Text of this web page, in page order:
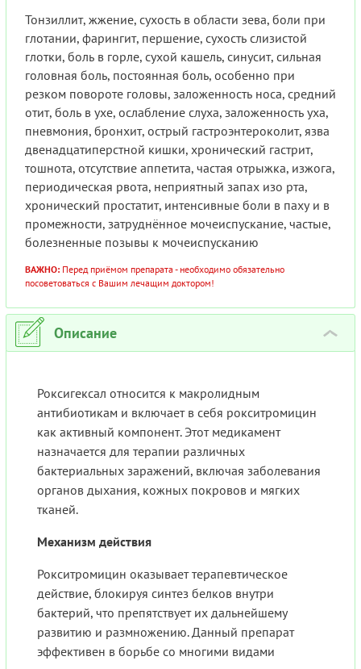
Тонзиллит, жжение, сухость в области зева, боли при
глотании, фарингит, першение, сухость слизистой
глотки, боль в горле, сухой кашель, синусит, сильная
головная боль, постоянная боль, особенно при
резком повороте головы, заложенность носа, средний
отит, боль в ухе, ослабление слуха, заложенность уха,
пневмония, бронхит, острый гастроэнтероколит, язва
двенадцатиперстной кишки, хронический гастрит,
тошнота, отсутствие аппетита, частая отрыжка, изжога,
периодическая рвота, неприятный запах изо рта,
хронический простатит, интенсивные боли в паху и в
промежности, затруднённое мочеиспускание, частые,
болезненные позывы к мочеиспусканию
ВАЖНО: Перед приёмом препарата - необходимо обязательно
посоветоваться с Вашим лечащим доктором!
Описание ›
Роксигексал относится к макролидным
антибиотикам и включает в себя рокситромицин
как активный компонент. Этот медикамент
назначается для терапии различных
бактериальных заражений, включая заболевания
органов дыхания, кожных покровов и мягких
тканей.
Механизм действия
Рокситромицин оказывает терапевтическое
действие, блокируя синтез белков внутри
бактерий, что препятствует их дальнейшему
развитию и размножению. Данный препарат
эффективен в борьбе со многими видами